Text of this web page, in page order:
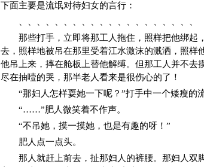
下面主要是流氓对待妇女的言行：
那些打手，立即将那工人拖住，照样把他绑起
去，照样地被吊在那里受着江水激沫的溅洒，照
他吊上来，摔在舱板上替他解缚。但那工人并不去
尽在抽噎的哭，那半老人看来是很伤心的了！
“那妇人怎样耍她一下呢？”打手中一个矮瘦的
“……”肥人微笑着不作声。
“不吊她，摸一摸她，也是有趣的呀！”
肥人点一点头。
那人就赶上前去，扯那妇人的裤腰。那妇人双